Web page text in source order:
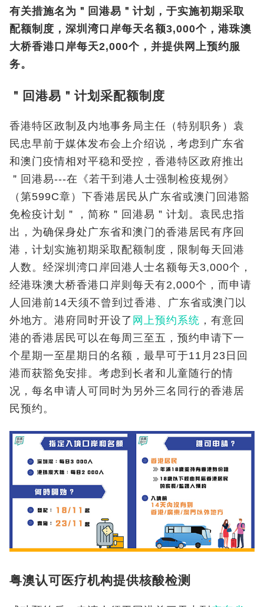
有关措施名为＂回港易＂计划，于实施初期采取
配额制度，深圳湾口岸每天名额3,000个，港珠澳
大桥香港口岸每天2,000个，并提供网上预约服
务。
＂回港易＂计划采配额制度
香港特区政制及内地事务局主任（特别职务）袁
民忠早前于媒体发布会上介绍说，考虑到广东省
和澳门疫情相对平稳和受控，香港特区政府推出
＂回港易---在《若干到港人士强制检疫规例》
（第599C章）下香港居民从广东省或澳门回港豁
免检疫计划＂，简称＂回港易＂计划。袁民忠指
出，为确保身处广东省和澳门的香港居民有序回
港，计划实施初期采取配额制度，限制每天回港
人数。经深圳湾口岸回港人士名额每天3,000个，
经港珠澳大桥香港口岸则每天有2,000个，而申请
人回港前14天须不曾到过香港、广东省或澳门以
外地方。港府同时开设了 网上预约系统 ，有意回
港的香港居民可以在每周三至五，预约申请下一
个星期一至星期日的名额，最早可于11月23日回
港而获豁免安排。考虑到长者和儿童随行的情
况，每名申请人可同时为另外三名同行的香港居
民预约。
粤澳认可医疗机构提供核酸检测